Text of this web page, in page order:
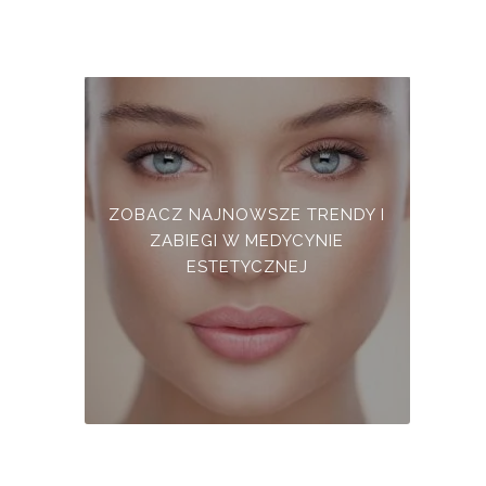
ZOBACZ NAJNOWSZE TRENDY I
ZABIEGI W MEDYCYNIE
ESTETYCZNEJ